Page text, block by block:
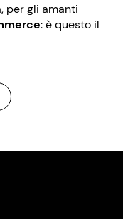
per gli amanti
: è questo il